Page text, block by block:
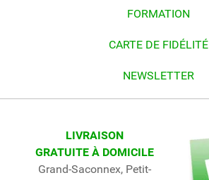
FORMATION
CARTE DE FIDÉLITÉ
NEWSLETTER
LIVRAISON
GRATUITE À DOMICILE
Grand-Saconnex, Petit-